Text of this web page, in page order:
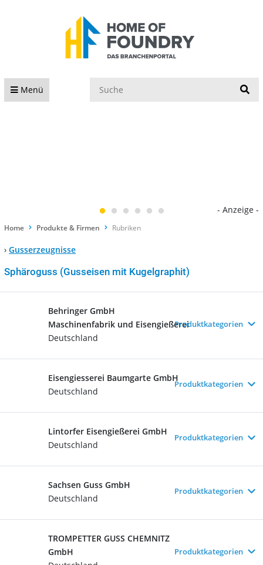
Menü
- Anzeige -
Home Produkte & Firmen Rubriken
› Gusserzeugnisse
Sphäroguss (Gusseisen mit Kugelgraphit)
Behringer GmbH
Maschinenfabrik und Eisengießerei
Deutschland
Produktkategorien
Eisengiesserei Baumgarte GmbH
Deutschland
Produktkategorien
Lintorfer Eisengießerei GmbH
Deutschland
Produktkategorien
Sachsen Guss GmbH
Deutschland
Produktkategorien
TROMPETTER GUSS CHEMNITZ
GmbH
Produktkategorien